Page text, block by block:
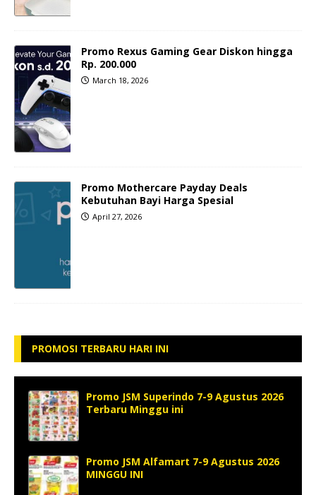
Promo Rexus Gaming Gear Diskon hingga
Rp. 200.000
March 18, 2026
Promo Mothercare Payday Deals
Kebutuhan Bayi Harga Spesial
April 27, 2026
PROMOSI TERBARU HARI INI
Promo JSM Superindo 7-9 Agustus 2026
Terbaru Minggu ini
Promo JSM Alfamart 7-9 Agustus 2026
MINGGU INI